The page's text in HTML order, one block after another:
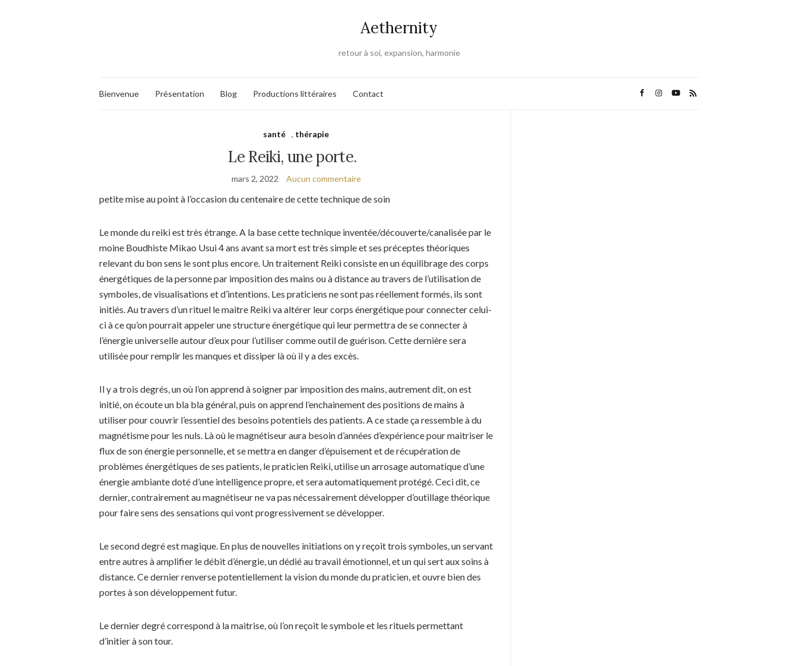
Aethernity
retour à soi, expansion, harmonie
Bienvenue Présentation Blog Productions littéraires Contact
santé , thérapie
Le Reiki, une porte.
mars 2, 2022 Aucun commentaire
petite mise au point à l’occasion du centenaire de cette technique de soin
Le monde du reiki est très étrange. A la base cette technique inventée/découverte/canalisée par le
moine Boudhiste Mikao Usui 4 ans avant sa mort est très simple et ses préceptes théoriques
relevant du bon sens le sont plus encore. Un traitement Reiki consiste en un équilibrage des corps
énergétiques de la personne par imposition des mains ou à distance au travers de l’utilisation de
symboles, de visualisations et d’intentions. Les praticiens ne sont pas réellement formés, ils sont
initiés. Au travers d’un rituel le maitre Reiki va altérer leur corps énergétique pour connecter celui-
ci à ce qu’on pourrait appeler une structure énergétique qui leur permettra de se connecter à
l’énergie universelle autour d’eux pour l’utiliser comme outil de guérison. Cette dernière sera
utilisée pour remplir les manques et dissiper là où il y a des excès.
Il y a trois degrés, un où l’on apprend à soigner par imposition des mains, autrement dit, on est
initié, on écoute un bla bla général, puis on apprend l’enchainement des positions de mains à
utiliser pour couvrir l’essentiel des besoins potentiels des patients. A ce stade ça ressemble à du
magnétisme pour les nuls. Là où le magnétiseur aura besoin d’années d’expérience pour maitriser le
flux de son énergie personnelle, et se mettra en danger d’épuisement et de récupération de
problèmes énergétiques de ses patients, le praticien Reiki, utilise un arrosage automatique d’une
énergie ambiante doté d’une intelligence propre, et sera automatiquement protégé. Ceci dit, ce
dernier, contrairement au magnétiseur ne va pas nécessairement développer d’outillage théorique
pour faire sens des sensations qui vont progressivement se développer.
Le second degré est magique. En plus de nouvelles initiations on y reçoit trois symboles, un servant
entre autres à amplifier le débit d’énergie, un dédié au travail émotionnel, et un qui sert aux soins à
distance. Ce dernier renverse potentiellement la vision du monde du praticien, et ouvre bien des
portes à son développement futur.
Le dernier degré correspond à la maitrise, où l’on reçoit le symbole et les rituels permettant
d’initier à son tour.